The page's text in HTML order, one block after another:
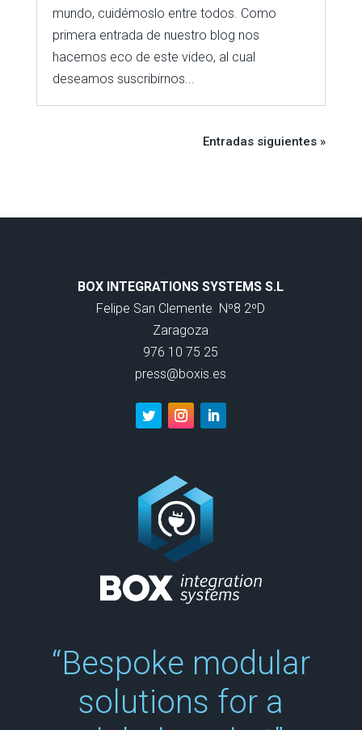
mundo, cuidémoslo entre todos. Como
primera entrada de nuestro blog nos
hacemos eco de este video, al cual
deseamos suscribirnos...
Entradas siguientes »
BOX INTEGRATIONS SYSTEMS S.L
Felipe San Clemente Nº8 2ºD
Zaragoza
976 10 75 25
press@boxis.es
“Bespoke modular
solutions for a